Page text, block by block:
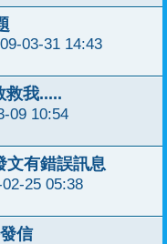
03-31 14:43
救我.....
09 10:54
文有錯誤訊息
25 05:38
信